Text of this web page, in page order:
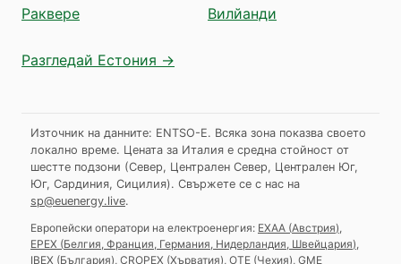
Раквере
Вилйанди
Разгледай Естония →
Източник на данните: ENTSO-E. Всяка зона показва своето
локално време. Цената за Италия е средна стойност от
шестте подзони (Север, Централен Север, Централен Юг,
Юг, Сардиния, Сицилия). Свържете се с нас на
sp@euenergy.live.
Европейски оператори на електроенергия: EXAA (Австрия)
EPEX (Белгия, Франция, Германия, Нидерландия, Швейцария)
IBEX (България) CROPEX (Хърватия) OTE (Чехия) GME